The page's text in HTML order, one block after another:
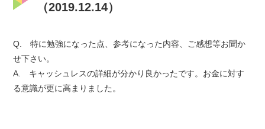
（2019.12.14）
Q. 特に勉強になった点、参考になった内容、ご感想等お聞か
せ下さい。
A. キャッシュレスの詳細が分かり良かったです。お金に対す
る意識が更に高まりました。